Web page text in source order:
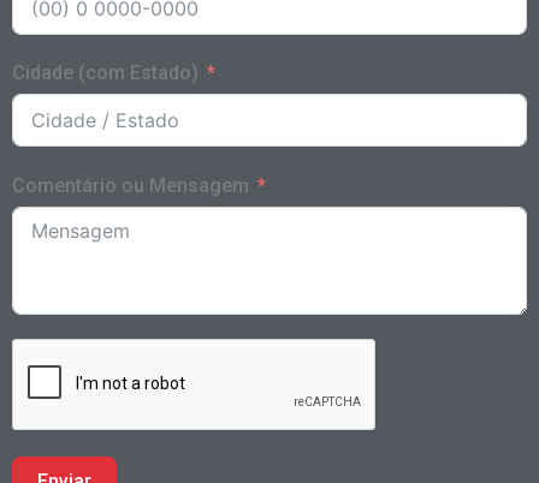
Cidade (com Estado)
Comentário ou Mensagem